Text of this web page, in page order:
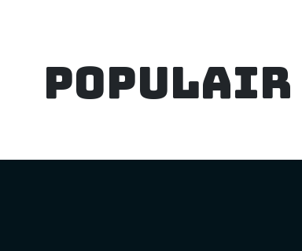
Populair